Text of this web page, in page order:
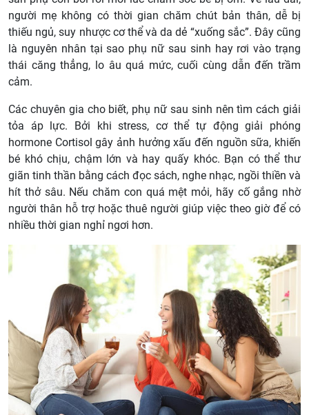
người mẹ không có thời gian chăm chút bản thân, dễ bị
thiếu ngủ, suy nhược cơ thể và da dẻ “xuống sắc”. Đây cũng
là nguyên nhân tại sao phụ nữ sau sinh hay rơi vào trạng
thái căng thẳng, lo âu quá mức, cuối cùng dẫn đến trầm
cảm.
Các chuyên gia cho biết, phụ nữ sau sinh nên tìm cách giải
tỏa áp lực. Bởi khi stress, cơ thể tự động giải phóng
hormone Cortisol gây ảnh hưởng xấu đến nguồn sữa, khiến
bé khó chịu, chậm lớn và hay quấy khóc. Bạn có thể thư
giãn tinh thần bằng cách đọc sách, nghe nhạc, ngồi thiền và
hít thở sâu. Nếu chăm con quá mệt mỏi, hãy cố gắng nhờ
người thân hỗ trợ hoặc thuê người giúp việc theo giờ để có
nhiều thời gian nghỉ ngơi hơn.